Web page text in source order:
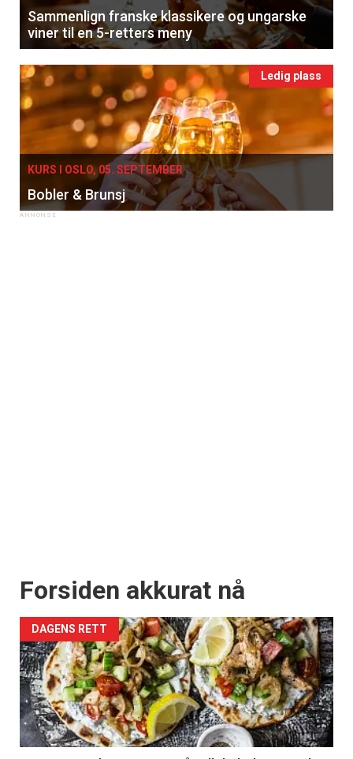
Sammenlign franske klassikere og ungarske
viner til en 5-retters meny
Ledig plass
KURS I OSLO, 05. SEPTEMBER
Bobler & Brunsj
Forsiden akkurat nå
DAGENS RETT